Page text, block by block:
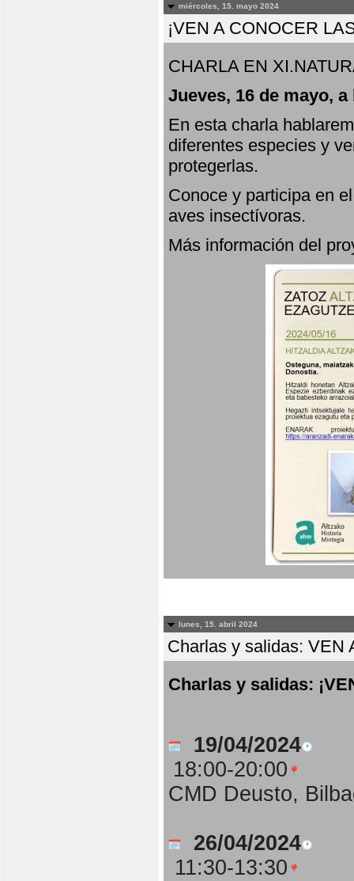
miércoles, 15. mayo 2024
¡VEN A CONOCER
CHARLA EN
Jueves, 16 de mayo,
En esta charla
diferentes especies y
protegerlas.
Conoce y participa en
aves insectívoras.
Más información del
lunes, 15. abril 2024
Charlas y salidas: VEN
Charlas y salidas:
19/04/2024
18:00-20:00
CMD Deusto,
26/04/2024
11:30-13:30